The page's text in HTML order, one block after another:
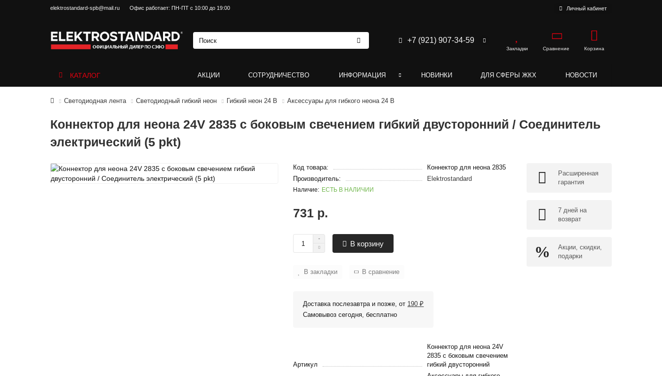
elektrostandard-spb@mail.ru Офис работает: ПН-ПТ с 10:00 до 19:00 Личный кабинет
+7 (921) 907-34-59
Закладки Сравнение Корзина
КАТАЛОГ АКЦИИ СОТРУДНИЧЕСТВО ИНФОРМАЦИЯ НОВИНКИ ДЛЯ СФЕРЫ ЖКХ НОВОСТИ
Светодиодная лента Светодиодный гибкий неон Гибкий неон 24 В Аксессуары для гибкого неона 24 В
Коннектор для неона 24V 2835 с боковым свечением гибкий двусторонний / Соединитель
электрический (5 pkt)
Код товара:
Коннектор для неона 2835
Производитель:
Elektrostandard
ЕСТЬ В НАЛИЧИИ
731 р.
В корзину
В закладки В сравнение
Доставка послезавтра и позже, от 190 ₽
Самовывоз сегодня, бесплатно
Артикул
Коннектор для неона 24V
2835 с боковым свечением
гибкий двусторонний
Расширенная
гарантия
7 дней на
возврат
Акции, скидки,
подарки